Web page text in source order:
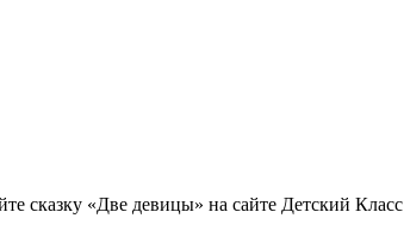
сказку «Две девицы» на сайте Детский Класс